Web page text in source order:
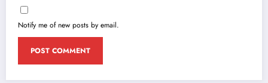
Notify me of new posts by email.